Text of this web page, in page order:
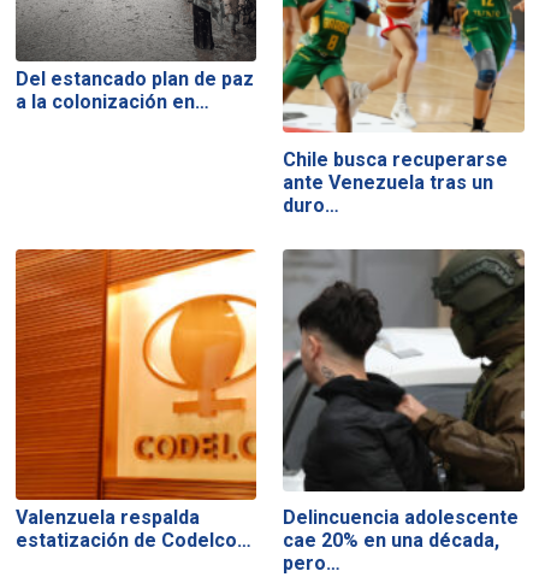
Del estancado plan de paz
a la colonización en…
Chile busca recuperarse
ante Venezuela tras un
duro…
Valenzuela respalda
estatización de Codelco…
Delincuencia adolescente
cae 20% en una década,
pero…